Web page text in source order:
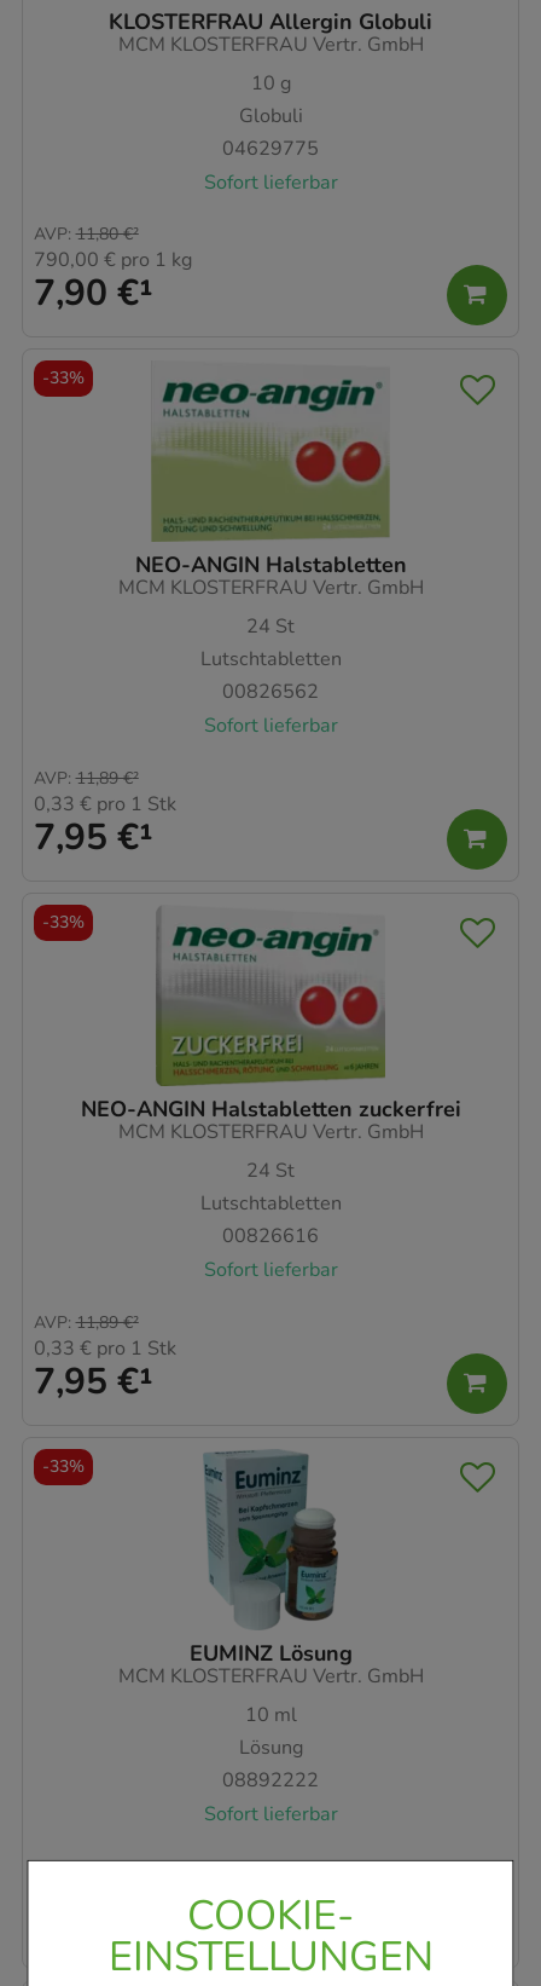
COOKIE-
EINSTELLUNGEN
KLOSTERFRAU Allergin Globuli
MCM KLOSTERFRAU Vertr. GmbH
10 g
Globuli
04629775
Sofort lieferbar
7,90 €¹
AVP: 11,80 €²
790,00 € pro 1 kg
NEO-ANGIN Halstabletten
MCM KLOSTERFRAU Vertr. GmbH
24 St
Lutschtabletten
00826562
Sofort lieferbar
7,95 €¹
AVP: 11,89 €²
0,33 € pro 1 Stk
-33%
NEO-ANGIN Halstabletten zuckerfrei
MCM KLOSTERFRAU Vertr. GmbH
24 St
Lutschtabletten
00826616
Sofort lieferbar
7,95 €¹
AVP: 11,89 €²
0,33 € pro 1 Stk
-33%
EUMINZ Lösung
MCM KLOSTERFRAU Vertr. GmbH
10 ml
Lösung
08892222
Sofort lieferbar
AVP:12,29 €²
-33%